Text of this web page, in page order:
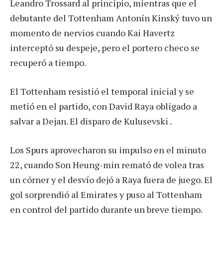
Leandro Trossard al principio, mientras que el
debutante del Tottenham Antonín Kinský tuvo un
momento de nervios cuando Kai Havertz
interceptó su despeje, pero el portero checo se
recuperó a tiempo.
El Tottenham resistió el temporal inicial y se
metió en el partido, con David Raya obligado a
salvar a Dejan. El disparo de Kulusevski .
Los Spurs aprovecharon su impulso en el minuto
22, cuando Son Heung-min remató de volea tras
un córner y el desvío dejó a Raya fuera de juego. El
gol sorprendió al Emirates y puso al Tottenham
en control del partido durante un breve tiempo.